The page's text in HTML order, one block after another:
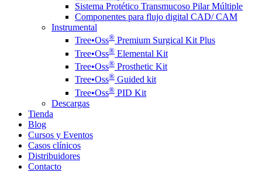
Sistema Protético Transmucoso Pilar Múltiple
Componentes para flujo digital CAD/ CAM
Instrumental
Tree•Oss®️ Premium Surgical Kit Plus
Tree•Oss®️ Elemental Kit
Tree•Oss®️ Prosthetic Kit
Tree•Oss®️ Guided kit
Tree•Oss®️ PID Kit
Descargas
Tienda
Blog
Cursos y Eventos
Casos clínicos
Distribuidores
Contacto